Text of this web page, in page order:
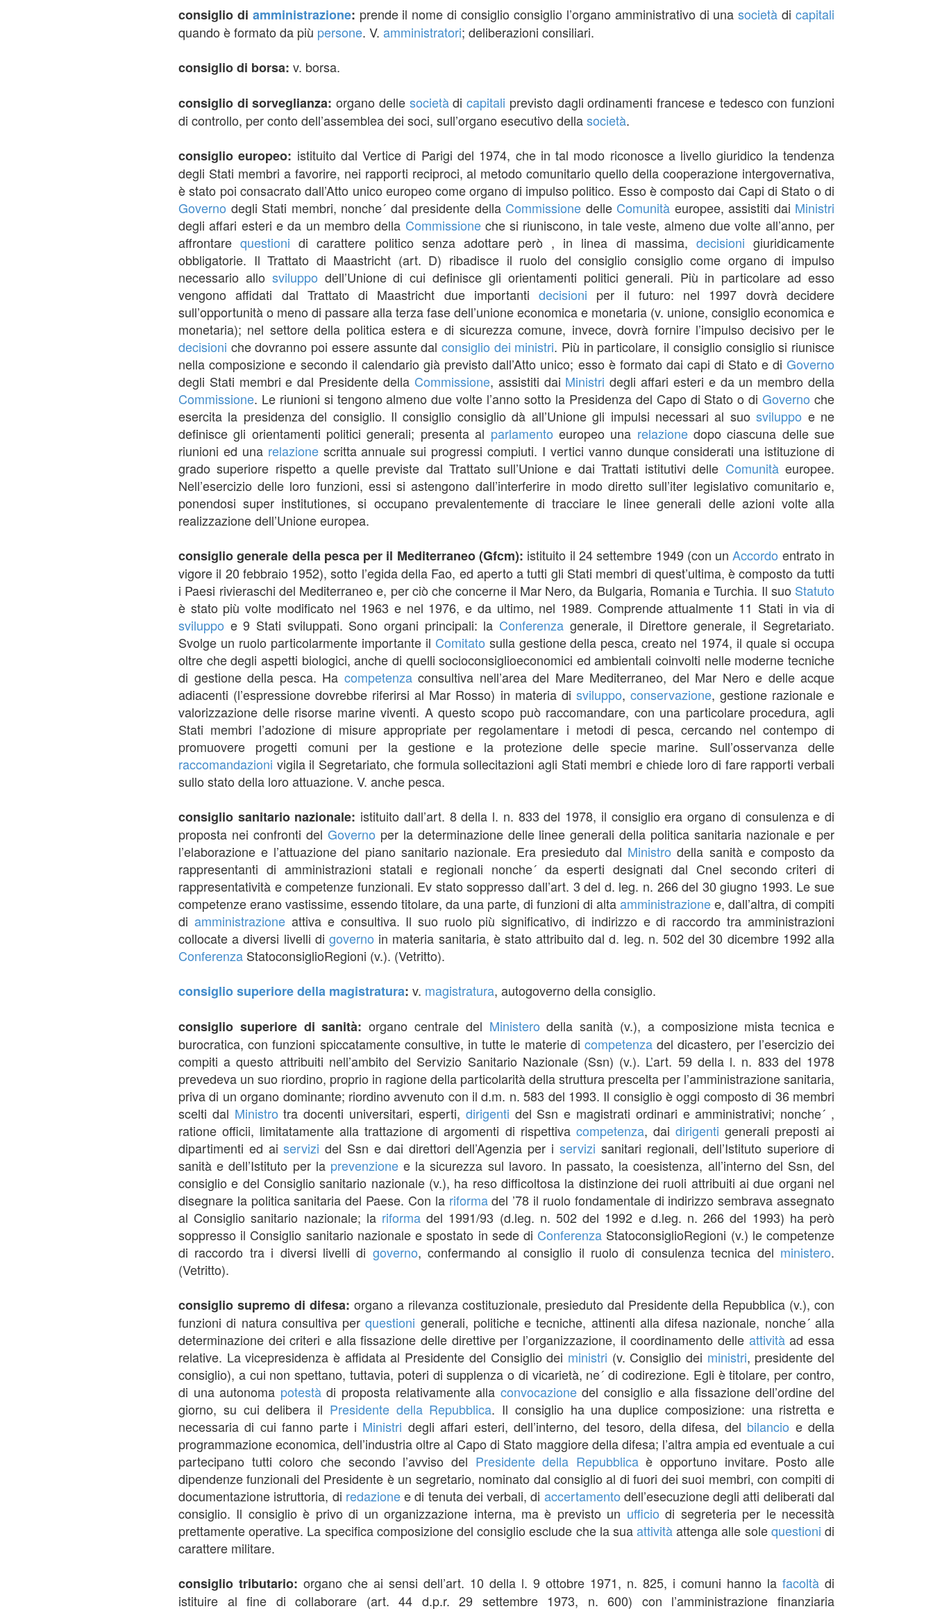
consiglio di amministrazione: prende il nome di consiglio consiglio l’organo amministrativo di unasocietà dicapitali
quando è formato da più persone. V. amministratori; deliberazioni consiliari.
consiglio di borsa: v. borsa.
consiglio di sorveglianza:organo delle societàdicapitali previsto dagli ordinamenti francese e tedesco con funzioni
di controllo, per conto dell’assemblea dei soci, sull’organo esecutivo dellasocietà.
consiglio europeo: istituito dal Vertice di Parigi del 1974, che in tal modo riconosce a livello giuridico la tendenza
degli Stati membri a favorire, nei rapporti reciproci, al metodo comunitario quello della cooperazione intergovernativa,
è stato poi consacrato dall’Atto unico europeo come organo di impulso politico. Esso è composto dai Capi di Stato o di
Governo degli Stati membri, nonche´ dal presidente della Commissione delle Comunità europee, assistiti dai Ministri
degli affari esteri e da un membro della Commissioneche si riuniscono, in tale veste, almeno due volte all’anno, per
affrontarequestioni di carattere politico senza adottare però , in linea di massima, decisioni giuridicamente
obbligatorie. Il Trattato di Maastricht (art. D) ribadisce il ruolo del consiglio consiglio come organo di impulso
necessario allo sviluppo dell’Unione di cui definisce gli orientamenti politici generali. Più in particolare ad esso
vengono affidati dal Trattato di Maastricht due importantidecisioni per il futuro: nel 1997 dovrà decidere
sull’opportunità o meno di passare alla terza fase dell’unione economica e monetaria (v. unione, consiglio economica e
monetaria); nel settore della politica estera e di sicurezza comune, invece, dovrà fornire l’impulso decisivo per le
decisioni che dovranno poi essere assunte dal consiglio dei ministri. Più in particolare, il consiglio consiglio si riunisce
nella composizione e secondo il calendario già previsto dall’Atto unico; esso è formato dai capi di Stato e di Governo
degli Stati membri e dal Presidente della Commissione, assistiti dai Ministri degli affari esteri e da un membro della
Commissione. Le riunioni si tengono almeno due volte l’anno sotto la Presidenza del Capo di Stato o diGoverno che
esercita la presidenza del consiglio. Il consiglio consiglio dà all’Unione gli impulsi necessari al suosviluppo e ne
definisce gli orientamenti politici generali; presenta al parlamento europeo una relazionedopo ciascuna delle sue
riunioni ed una relazionescritta annuale sui progressi compiuti. I vertici vanno dunque considerati una istituzione di
grado superiore rispetto a quelle previste dal Trattato sull’Unione e dai Trattati istitutivi delle Comunitàeuropee.
Nell’esercizio delle loro funzioni, essi si astengono dall’interferire in modo diretto sull’iter legislativo comunitario e,
ponendosi super institutiones, si occupano prevalentemente di tracciare le linee generali delle azioni volte alla
realizzazione dell’Unione europea.
consiglio generale della pesca per il Mediterraneo (Gfcm): istituito il 24 settembre 1949 (con unAccordo entrato in
vigore il 20 febbraio 1952), sotto l’egida della Fao, ed aperto a tutti gli Stati membri di quest’ultima, è composto da tutti
i Paesi rivieraschi del Mediterraneo e, per ciò che concerne il Mar Nero, da Bulgaria, Romania e Turchia. Il suo Statuto
è stato più volte modificato nel 1963 e nel 1976, e da ultimo, nel 1989. Comprende attualmente 11 Stati in via di
sviluppo e 9 Stati sviluppati. Sono organi principali: la Conferenza generale, il Direttore generale, il Segretariato.
Svolge un ruolo particolarmente importante il Comitato sulla gestione della pesca, creato nel 1974, il quale si occupa
oltre che degli aspetti biologici, anche di quelli socioconsiglioeconomici ed ambientali coinvolti nelle moderne tecniche
di gestione della pesca. Ha competenzaconsultiva nell’area del Mare Mediterraneo, del Mar Nero e delle acque
adiacenti (l’espressione dovrebbe riferirsi al Mar Rosso) in materia di sviluppo, conservazione, gestione razionale e
valorizzazione delle risorse marine viventi. A questo scopo può raccomandare, con una particolare procedura, agli
Stati membri l’adozione di misure appropriate per regolamentare i metodi di pesca, cercando nel contempo di
promuovere progetti comuni per la gestione e la protezione delle specie marine. Sull’osservanza delle
raccomandazioni vigila il Segretariato, che formula sollecitazioni agli Stati membri e chiede loro di fare rapporti verbali
sullo stato della loro attuazione. V. anche pesca.
consiglio sanitario nazionale: istituito dall’art. 8 della l. n. 833 del 1978, il consiglio era organo di consulenza e di
proposta nei confronti del Governo per la determinazione delle linee generali della politica sanitaria nazionale e per
l’elaborazione e l’attuazione del piano sanitario nazionale. Era presieduto dal Ministro della sanità e composto da
rappresentanti di amministrazioni statali e regionali nonche´ da esperti designati dal Cnel secondo criteri di
rappresentatività e competenze funzionali. Ev stato soppresso dall’art. 3 del d. leg. n. 266 del 30 giugno 1993. Le sue
competenze erano vastissime, essendo titolare, da una parte, di funzioni di altaamministrazionee, dall’altra, di compiti
di amministrazioneattiva e consultiva. Il suo ruolo più significativo, di indirizzo e di raccordo tra amministrazioni
collocate a diversi livelli di governo in materia sanitaria, è stato attribuito dal d. leg. n. 502 del 30 dicembre 1992 alla
Conferenza StatoconsiglioRegioni (v.). (Vetritto).
consiglio superiore della magistratura: v. magistratura, autogoverno della consiglio.
consiglio superiore di sanità:organo centrale del Ministero della sanità (v.), a composizione mista tecnica e
burocratica, con funzioni spiccatamente consultive, in tutte le materie di competenza del dicastero, per l’esercizio dei
compiti a questo attribuiti nell’ambito del Servizio Sanitario Nazionale (Ssn) (v.). L’art. 59 della l. n. 833 del 1978
prevedeva un suo riordino, proprio in ragione della particolarità della struttura prescelta per l’amministrazione sanitaria,
priva di un organo dominante; riordino avvenuto con il d.m. n. 583 del 1993. Il consiglio è oggi composto di 36 membri
scelti dal Ministro tra docenti universitari, esperti, dirigenti del Ssn e magistrati ordinari e amministrativi; nonche´ ,
ratione officii, limitatamente alla trattazione di argomenti di rispettiva competenza, dai dirigenti generali preposti ai
dipartimenti ed aiservizi del Ssn e dai direttori dell’Agenzia per i servizi sanitari regionali, dell’Istituto superiore di
sanità e dell’Istituto per la prevenzionee la sicurezza sul lavoro. In passato, la coesistenza, all’interno del Ssn, del
consiglio e del Consiglio sanitario nazionale (v.), ha reso difficoltosa la distinzione dei ruoli attribuiti ai due organi nel
disegnare la politica sanitaria del Paese. Con la riformadel ’78 il ruolo fondamentale di indirizzo sembrava assegnato
al Consiglio sanitario nazionale; la riforma del 1991/93 (d.leg. n. 502 del 1992 e d.leg. n. 266 del 1993) ha però
soppresso il Consiglio sanitario nazionale e spostato in sede di Conferenza StatoconsiglioRegioni (v.) le competenze
di raccordo tra i diversi livelli di governo, confermando al consiglio il ruolo di consulenza tecnica del ministero.
(Vetritto).
consiglio supremo di difesa: organo a rilevanza costituzionale, presieduto dal Presidente della Repubblica (v.), con
funzioni di natura consultiva perquestioni generali, politiche e tecniche, attinenti alla difesa nazionale, nonche´ alla
determinazione dei criteri e alla fissazione delle direttive per l’organizzazione, il coordinamento delle attivitàad essa
relative. La vicepresidenza è affidata al Presidente del Consiglio dei ministri (v. Consiglio dei ministri, presidente del
consiglio), a cui non spettano, tuttavia, poteri di supplenza o di vicarietà, ne´ di codirezione. Egli è titolare, per contro,
di una autonoma potestàdi proposta relativamente alla convocazionedel consiglio e alla fissazione dell’ordine del
giorno, su cui delibera il Presidente della Repubblica. Il consiglio ha una duplice composizione: una ristretta e
necessaria di cui fanno parte i Ministri degli affari esteri, dell’interno, del tesoro, della difesa, del bilancio e della
programmazione economica, dell’industria oltre al Capo di Stato maggiore della difesa; l’altra ampia ed eventuale a cui
partecipano tutti coloro che secondo l’avviso del Presidente della Repubblicaè opportuno invitare. Posto alle
dipendenze funzionali del Presidente è un segretario, nominato dal consiglio al di fuori dei suoi membri, con compiti di
documentazione istruttoria, di redazionee di tenuta dei verbali, di accertamento dell’esecuzione degli atti deliberati dal
consiglio. Il consiglio è privo di un organizzazione interna, ma è previsto un ufficio di segreteria per le necessità
prettamente operative. La specifica composizione del consiglio esclude che la suaattivitàattenga alle solequestioni di
carattere militare.
consiglio tributario: organo che ai sensi dell’art. 10 della l. 9 ottobre 1971, n. 825, i comuni hanno la facoltà di
istituire al fine di collaborare (art. 44 d.p.r. 29 settembre 1973, n. 600) con l’amministrazione finanziaria